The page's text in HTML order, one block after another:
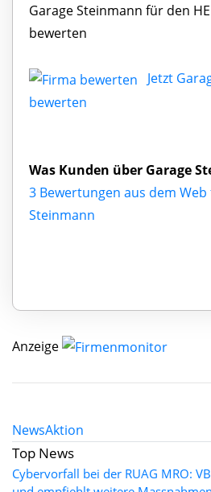
Garage Steinmann für den
bewerten
Jetzt
bewerten
Was Kunden über Garage
3 Bewertungen aus dem
Steinmann
Anzeige
NewsAktion
Top News
Cybervorfall bei der RUAG MRO: